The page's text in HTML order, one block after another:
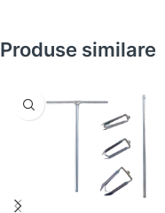
Produse similare